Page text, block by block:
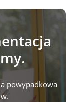
powypadkowa